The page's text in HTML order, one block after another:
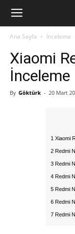
www.Teknoloji6.com
Ana Sayfa İnceleme
Xiaomi
İnceleme
By Göktürk - 20 Mart
1 Xiaomi
2 Redmi
3 Redmi
4 Redmi
5 Redmi
6 Redmi
7 Redmi